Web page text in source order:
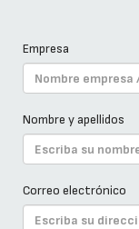
Empresa
Nombre y apellidos
Correo electrónico